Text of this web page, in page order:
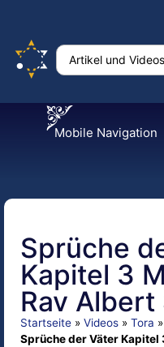
Mobile Navigation
Sprüche
Kapitel 3
Rav Albert
Startseite » Videos » Tora »
Sprüche der Väter Kapitel